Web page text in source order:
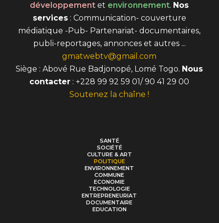
développement et environnement. Nos
services: Communication- couverture
médiatique -Pub- Partenariat- documentaires,
publi-reportages, annonces et autres ...
gmatwebtv@gmail.com
Siège : Abové Rue Badjonopé, Lomé Togo. Nous
contacter : +228 99 92 59 01/ 90 41 29 00
Soutenez la chaîne !
SANTÉ
SOCIÉTÉ
CULTURE & ART
POLITIQUE
ENVIRONNEMENT
COMMUNE
ECONOMIE
TECHNOLOGIE
ENTREPRENEURIAT
DOCUMENTAIRE
EDUCATION